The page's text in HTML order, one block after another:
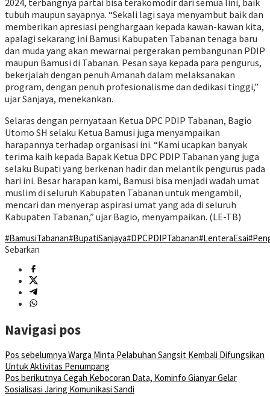
2024, terbangnya partai bisa terakomodir dari semua lini, baik
tubuh maupun sayapnya. “Sekali lagi saya menyambut baik dan
memberikan apresiasi penghargaan kepada kawan-kawan kita,
apalagi sekarang ini Bamusi Kabupaten Tabanan tenaga baru
dan muda yang akan mewarnai pergerakan pembangunan PDIP
maupun Bamusi di Tabanan. Pesan saya kepada para pengurus,
bekerjalah dengan penuh Amanah dalam melaksanakan
program, dengan penuh profesionalisme dan dedikasi tinggi,”
ujar Sanjaya, menekankan.
Selaras dengan pernyataan Ketua DPC PDIP Tabanan, Bagio
Utomo SH selaku Ketua Bamusi juga menyampaikan
harapannya terhadap organisasi ini. “Kami ucapkan banyak
terima kaih kepada Bapak Ketua DPC PDIP Tabanan yang juga
selaku Bupati yang berkenan hadir dan melantik pengurus pada
hari ini. Besar harapan kami, Bamusi bisa menjadi wadah umat
muslim di seluruh Kabupaten Tabanan untuk mengambil,
mencari dan menyerap aspirasi umat yang ada di seluruh
Kabupaten Tabanan,” ujar Bagio, menyampaikan. (LE-TB)
#BamusiTabanan#BupatiSanjaya#DPCPDIPTabanan#LenteraEsai
Sebarkan
Navigasi pos
Pos sebelumnya Warga Minta Pelabuhan Sangsit Kembali Difungsikan
Untuk Aktivitas Penumpang
Pos berikutnya Cegah Kebocoran Data, Kominfo Gianyar Gelar
Sosialisasi Jaring Komunikasi Sandi